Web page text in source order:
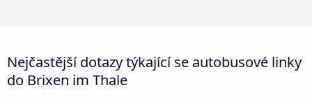
Nejčastější dotazy týkající se autobusové linky
do Brixen im Thale